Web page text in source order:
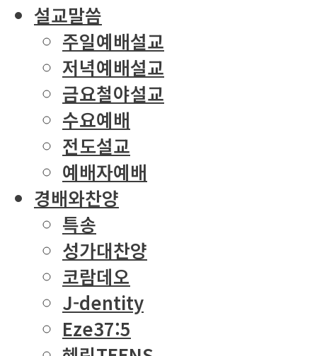
설교말씀
주일예배설교
저녁예배설교
금요철야설교
수요예배
전도설교
예배자예배
경배와찬양
특송
성가대찬양
코람데오
J-dentity
Eze37:5